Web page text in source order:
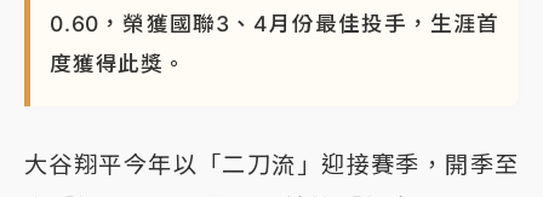
0.60，榮獲國聯3、4月份最佳投手，生涯首
度獲得此獎。
大谷翔平今年以「二刀流」迎接賽季，開季至